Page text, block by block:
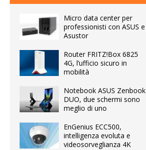
Micro data center per
professionisti con ASUS e
Asustor
Router FRITZ!Box 6825
4G, l’ufficio sicuro in
mobilità
Notebook ASUS Zenbook
DUO, due schermi sono
meglio di uno
EnGenius ECC500,
intelligenza evoluta e
videosorveglianza 4K